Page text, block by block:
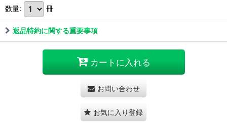
数量: 冊
返品特約に関する重要事項
カートに入れる
お問い合わせ
お気に入り登録